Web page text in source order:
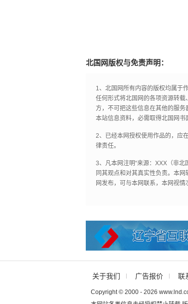
北国网版权与免责声明：
1、北国网所有内容的版权均属于
任何形式将北国网的各项资源转
方，不可把这些信息在其他的服
本站信息资料，必需取得北国网书
2、已经本网授权使用作品的，应
律责任。
3、凡本网注明“来源：XXX（非
同其观点和对其真实性负责。本
网发布，可与本网联系，本网视情
关于我们 广告报价 联
Copyright © 2000 - 2026